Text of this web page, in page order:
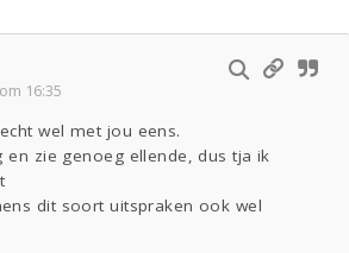
16:35
wel met jou eens.
en zie genoeg ellende, dus tja ik
dit soort uitspraken ook wel